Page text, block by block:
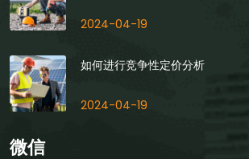
2024-04-19
如何进行竞争性定价分析
2024-04-19
微信